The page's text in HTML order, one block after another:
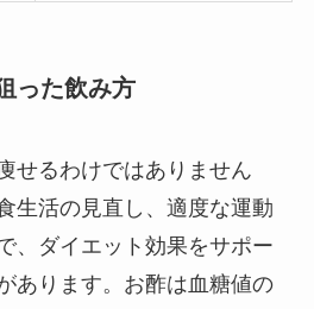
った飲み方
せるわけではありません
生活の見直し、適度な運動
、ダイエット効果をサポー
あります。お酢は血糖値の